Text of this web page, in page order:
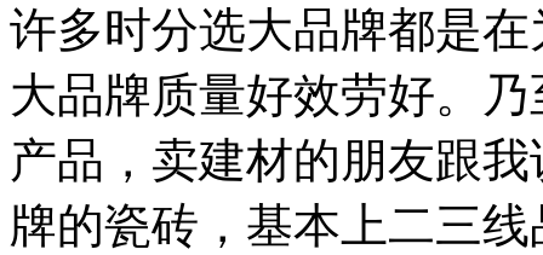
许多时分选大品牌都是
大品牌质量好效劳好。
产品，卖建材的朋友跟
牌的瓷砖，基本上二三